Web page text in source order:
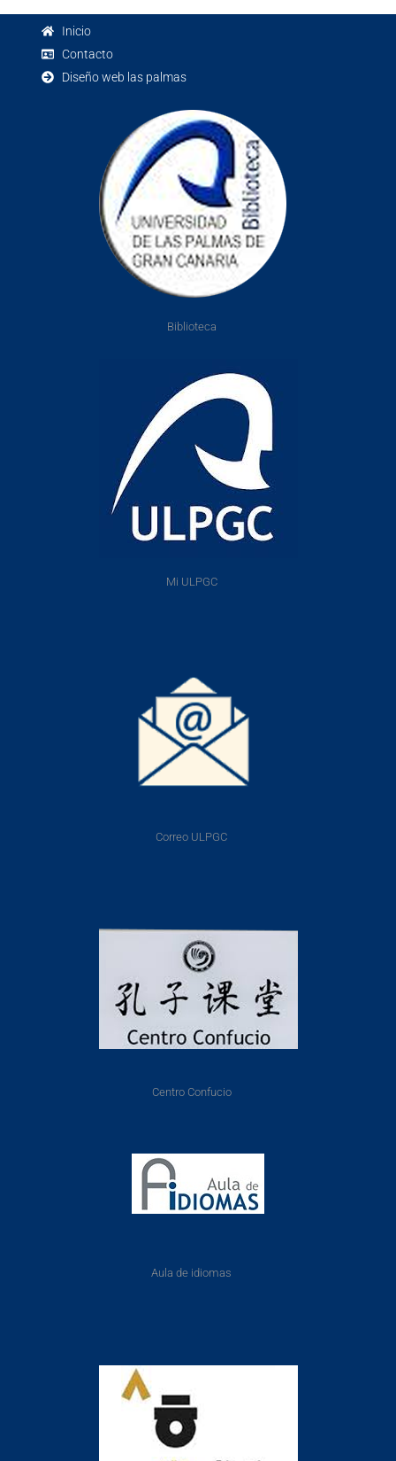
Inicio
Contacto
Diseño web las palmas
Biblioteca
Mi ULPGC
Correo ULPGC
Centro Confucio
Aula de idiomas